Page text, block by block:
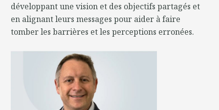
développant une vision et des objectifs partagés et
en alignant leurs messages pour aider à faire
tomber les barrières et les perceptions erronées.